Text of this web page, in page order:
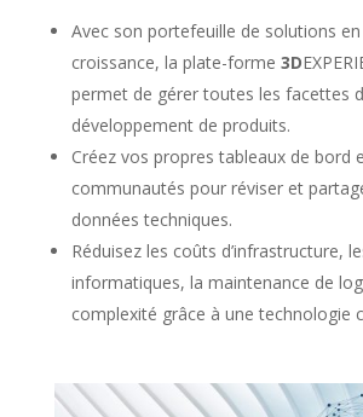
Avec son portefeuille de solutions en
croissance, la plate-forme 3D
permet de gérer toutes les facettes
développement de produits.
Créez vos propres tableaux de bord
communautés pour réviser et
données techniques.
Réduisez les coûts d’infrastructure,
informatiques, la maintenance de
complexité grâce à une technologie